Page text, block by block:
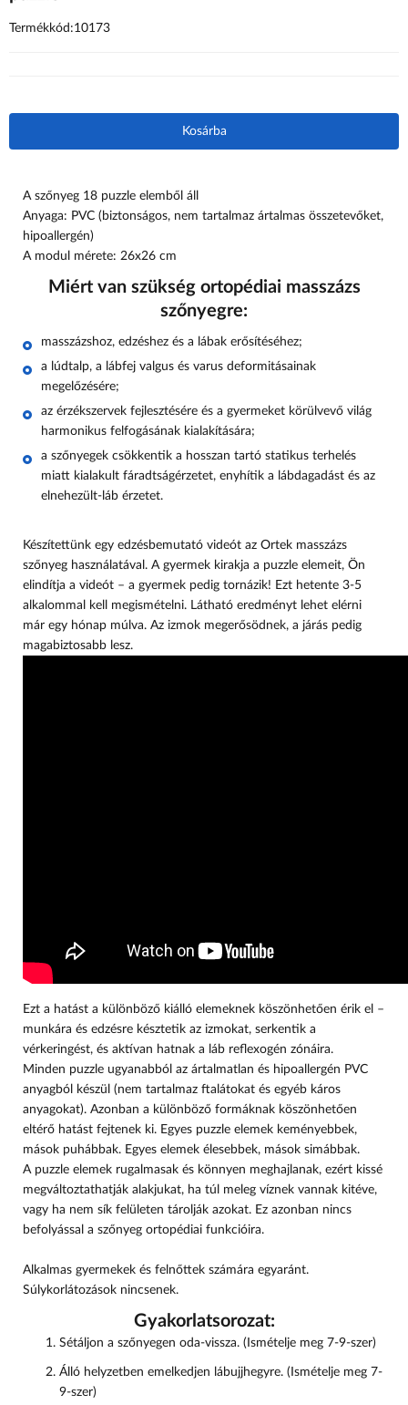
Termékkód:10173
Kosárba
A szőnyeg 18 puzzle elemből áll
Anyaga: PVC (biztonságos, nem tartalmaz ártalmas összetevőket,
hipoallergén)
A modul mérete: 26x26 cm
Miért van szükség ortopédiai masszázs
szőnyegre:
masszázshoz, edzéshez és a lábak erősítéséhez;
a lúdtalp, a lábfej valgus és varus deformitásainak
megelőzésére;
az érzékszervek fejlesztésére és a gyermeket körülvevő világ
harmonikus felfogásának kialakítására;
a szőnyegek csökkentik a hosszan tartó statikus terhelés
miatt kialakult fáradtságérzetet, enyhítik a lábdagadást és az
elnehezült-láb érzetet.
Készítettünk egy edzésbemutató videót az Ortek masszázs
szőnyeg használatával. A gyermek kirakja a puzzle elemeit, Ön
elindítja a videót – a gyermek pedig tornázik! Ezt hetente 3-5
alkalommal kell megismételni. Látható eredményt lehet elérni
már egy hónap múlva. Az izmok megerősödnek, a járás pedig
magabiztosabb lesz.
Ezt a hatást a különböző kiálló elemeknek köszönhetően érik el –
munkára és edzésre késztetik az izmokat, serkentik a
vérkeringést, és aktívan hatnak a láb reflexogén zónáira.
Minden puzzle ugyanabból az ártalmatlan és hipoallergén PVC
anyagból készül (nem tartalmaz ftalátokat és egyéb káros
anyagokat). Azonban a különböző formáknak köszönhetően
eltérő hatást fejtenek ki. Egyes puzzle elemek keményebbek,
mások puhábbak. Egyes elemek élesebbek, mások simábbak.
A puzzle elemek rugalmasak és könnyen meghajlanak, ezért kissé
megváltoztathatják alakjukat, ha túl meleg víznek vannak kitéve,
vagy ha nem sík felületen tárolják azokat. Ez azonban nincs
befolyással a szőnyeg ortopédiai funkcióira.
Alkalmas gyermekek és felnőttek számára egyaránt.
Súlykorlátozások nincsenek.
Gyakorlatsorozat:
Sétáljon a szőnyegen oda-vissza. (Ismételje meg 7-9-szer)
Álló helyzetben emelkedjen lábujjhegyre. (Ismételje meg 7-
9-szer)